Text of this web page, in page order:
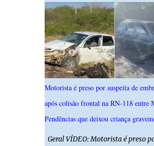
Motorista é preso por suspeita de
após colisão frontal na RN-118 entre
Pendências que deixou criança
Geral VÍDEO: Motorista é preso